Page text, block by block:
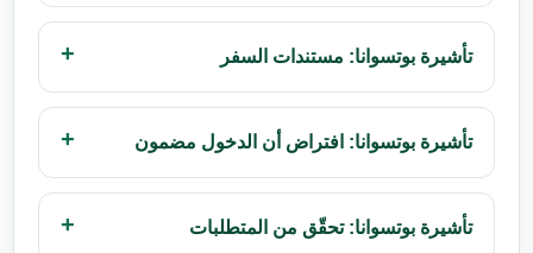
تأشيرة بوتسوانا: مستندات السفر
تأشيرة بوتسوانا: افتراض أن الدخول مضمون
تأشيرة بوتسوانا: تحقّق من المتطلبات